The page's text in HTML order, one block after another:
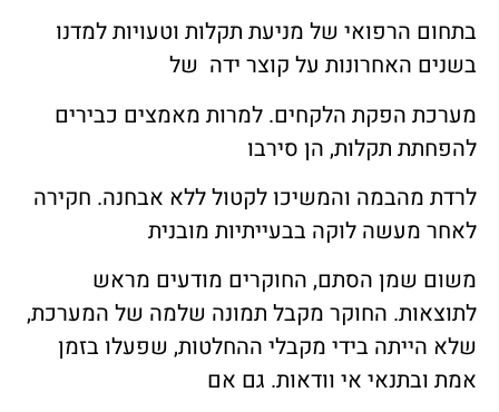
בתחום הרפואי של מניעת תקלות וטעויות למדנו
בשנים האחרונות על קוצר ידה של
מערכת הפקת הלקחים. למרות מאמצים כבירים
להפחתת תקלות, הן סירבו
לרדת מהבמה והמשיכו לקטול ללא אבחנה. חקירה
לאחר מעשה לוקה בבעייתיות מובנית
משום שמן הסתם, החוקרים מודעים מראש
לתוצאות. החוקר מקבל תמונה שלמה של המערכת,
שלא הייתה בידי מקבלי ההחלטות, שפעלו בזמן
אמת ובתנאי אי וודאות. גם אם